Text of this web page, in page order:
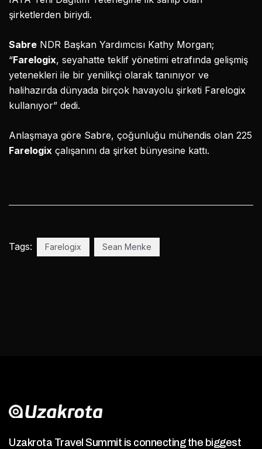
şirketlerden biriydi.
Sabre NDR Başkan Yardımcısı Kathy Morgan;
“Farelogix, seyahatte teklif yönetimi etrafında gelişmiş
yetenekleri ile bir yenilikçi olarak tanınıyor ve
halihazırda dünyada birçok havayolu şirketi Farelogix
kullanıyor” dedi.
Anlaşmaya göre Sabre, çoğunluğu mühendis olan 225
Farelogix çalışanını da şirket bünyesine kattı.
Tags: Farelogix Sean Menke
Uzakrota Travel Summit is connecting the biggest